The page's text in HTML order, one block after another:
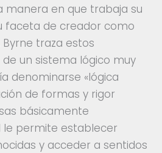
manera en que trabaja su
faceta de creador como
traza estos
un sistema lógico muy
denominarse «lógica
de formas y rigor
básicamente
le permite establecer
y acceder a sentidos